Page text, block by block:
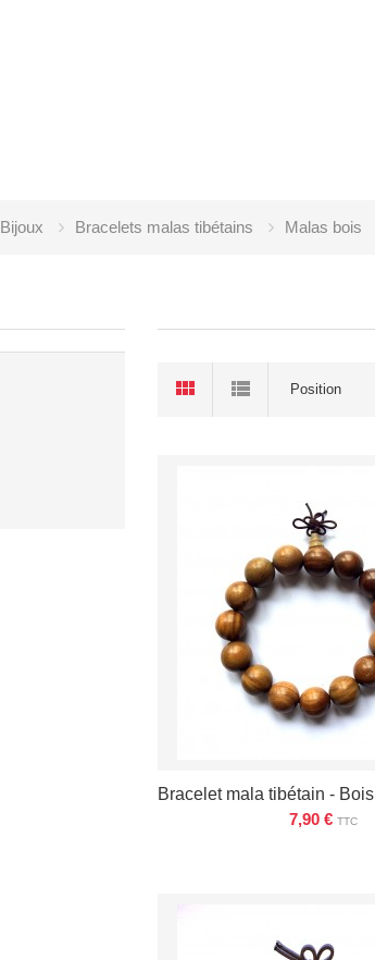
Bijoux Bracelets malas tibétains Malas bois
Position
Bracelet mala tibétain - Bois
7,90 € TTC